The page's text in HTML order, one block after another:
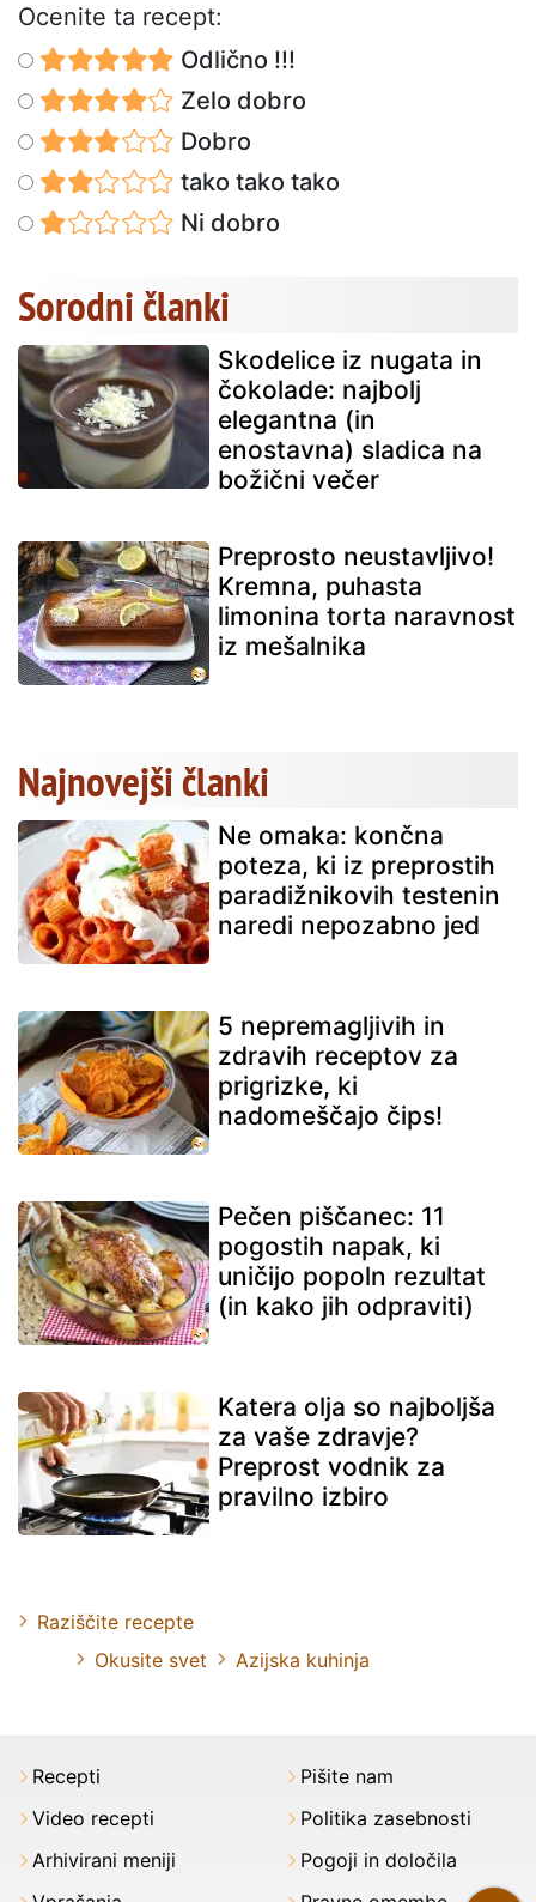
Ocenite ta recept:
Odlično !!!
Zelo dobro
Dobro
tako tako tako
Ni dobro
Sorodni članki
Skodelice iz nugata in
čokolade: najbolj
elegantna (in
enostavna) sladica na
božični večer
Preprosto neustavljivo!
Kremna, puhasta
limonina torta naravnost
iz mešalnika
Najnovejši članki
Ne omaka: končna
poteza, ki iz preprostih
paradižnikovih testenin
naredi nepozabno jed
5 nepremagljivih in
zdravih receptov za
prigrizke, ki
nadomeščajo čips!
Pečen piščanec: 11
pogostih napak, ki
uničijo popoln rezultat
(in kako jih odpraviti)
Katera olja so najboljša
za vaše zdravje?
Preprost vodnik za
pravilno izbiro
Raziščite recepte
Okusite svet
Azijska kuhinja
Recepti
Video recepti
Arhivirani meniji
Pišite nam
Politika zasebnosti
Pogoji in določila